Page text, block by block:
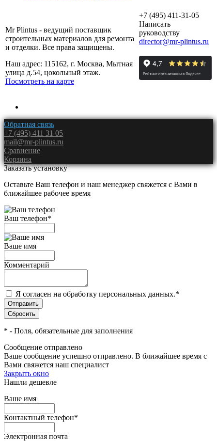
Mr Plintus - ведущий поставщик
строительных материалов для ремонта
и отделки. Все права защищены.
Наш адрес: 115162, г. Москва, Мытная
улица д.54, цокольный этаж.
Посмотреть на карте
+7 (495) 411-31-05
Написать
руководству
director@mr-plintus.ru
Обратная связь
+7 (495) 411 31 05
mail@mr-plintus.ru
Сравнение
Корзина
Заказать установку
Оставьте Ваш телефон и наш менеджер свяжется с Вами в
ближайшее рабочее время
Ваш телефон*
Ваше имя
Комментарий
Я согласен на обработку персональных данных.*
* - Поля, обязательные для заполнения
Сообщение отправлено
Ваше сообщение успешно отправлено. В ближайшее время с
Вами свяжется наш специалист
Закрыть окно
Нашли дешевле
Ваше имя
Контактный телефон*
Электронная почта